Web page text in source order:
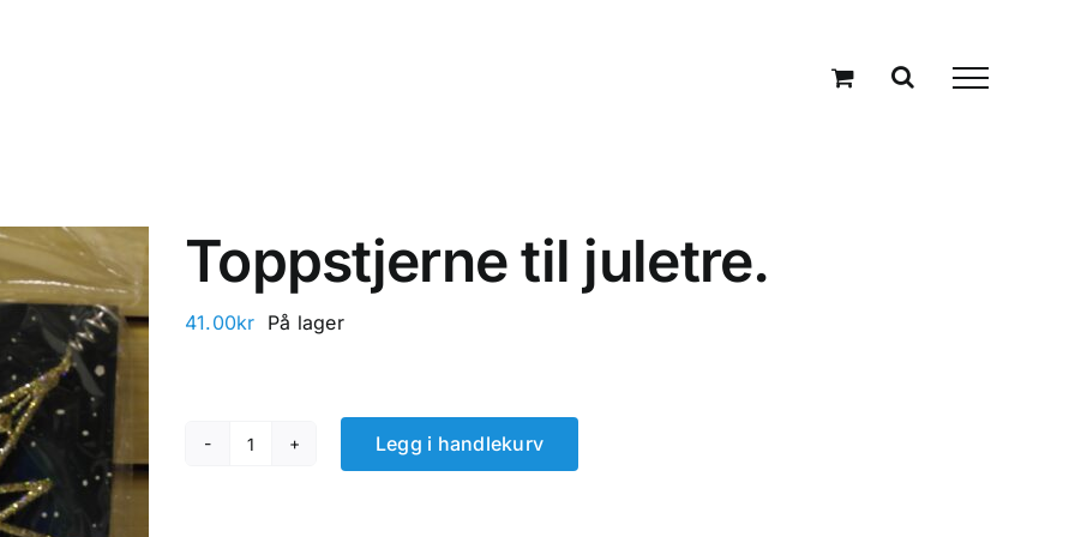
Toppstjerne til juletre.
41.00kr På lager
Toppstjerne
Legg i handlekurv